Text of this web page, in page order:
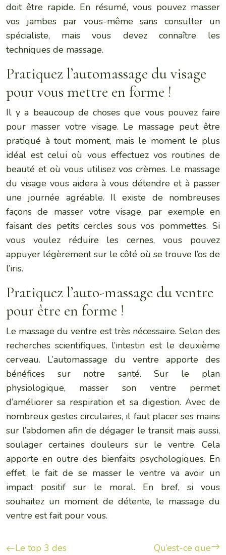
doit être rapide. En résumé, vous pouvez masser
vos jambes par vous-même sans consulter un
spécialiste, mais vous devez connaître les
techniques de massage.
Pratiquez l’automassage du visage
pour vous mettre en forme !
Il y a beaucoup de choses que vous pouvez faire
pour masser votre visage. Le massage peut être
pratiqué à tout moment, mais le moment le plus
idéal est celui où vous effectuez vos routines de
beauté et où vous utilisez vos crèmes. Le massage
du visage vous aidera à vous détendre et à passer
une journée agréable. Il existe de nombreuses
façons de masser votre visage, par exemple en
faisant des petits cercles sous vos pommettes. Si
vous voulez réduire les cernes, vous pouvez
appuyer légèrement sur le côté où se trouve l’os de
l’iris.
Pratiquez l’auto-massage du ventre
pour être en forme !
Le massage du ventre est très nécessaire. Selon des
recherches scientifiques, l’intestin est le deuxième
cerveau. L’automassage du ventre apporte des
bénéfices sur notre santé. Sur le plan
physiologique, masser son ventre permet
d’améliorer sa respiration et sa digestion. Avec de
nombreux gestes circulaires, il faut placer ses mains
sur l’abdomen afin de dégager le transit mais aussi,
soulager certaines douleurs sur le ventre. Cela
apporte en outre des bienfaits psychologiques. En
effet, le fait de se masser le ventre va avoir un
impact positif sur le moral. En bref, si vous
souhaitez un moment de détente, le massage du
ventre est fait pour vous.
Le top 3 des
Qu’est-ce que